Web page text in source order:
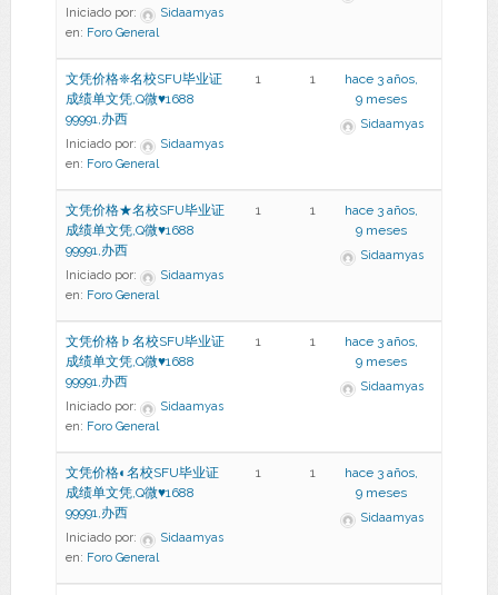
Iniciado por:
Sidaamyas
en: Foro General
文凭价格❈名校SFU毕业证
成绩单文凭,Q微♥1688
99991,办西
Iniciado por:
Sidaamyas
en: Foro General
1 1
hace 3 años,
9 meses
Sidaamyas
文凭价格★名校SFU毕业证
成绩单文凭,Q微♥1688
99991,办西
Iniciado por:
Sidaamyas
en: Foro General
1 1
hace 3 años,
9 meses
Sidaamyas
文凭价格♭名校SFU毕业证
成绩单文凭,Q微♥1688
99991,办西
Iniciado por:
Sidaamyas
en: Foro General
1 1
hace 3 años,
9 meses
Sidaamyas
文凭价格◐名校SFU毕业证
成绩单文凭,Q微♥1688
99991,办西
Iniciado por:
Sidaamyas
en: Foro General
1 1
hace 3 años,
9 meses
Sidaamyas